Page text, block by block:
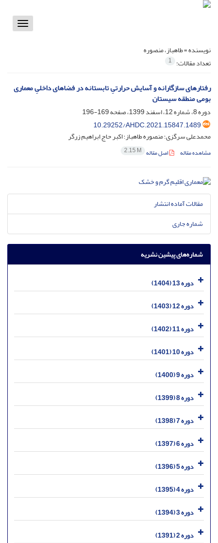
Toggle
نویسنده =طاهباز، منصوره
تعداد مقالات: 1
رفتارهای سازگارانه و آسایش حرارتیِ تابستانه در فضاهای داخلیِ معماری
بومی منطقه سیستان
دوره 8، شماره 12، اسفند 1399، صفحه
169-196
10.29252/AHDC.2021.15847.1489
محمدعلی سرگزی؛ منصوره طاهباز؛ اکبر حاج ابراهیم زرگر
مشاهده مقاله اصل مقاله 2.15 M
مقالات آماده انتشار
شماره جاری
شماره‌های پیشین نشریه
دوره 13 (1404)
دوره 12 (1403)
دوره 11 (1402)
دوره 10 (1401)
دوره 9 (1400)
دوره 8 (1399)
دوره 7 (1398)
دوره 6 (1397)
دوره 5 (1396)
دوره 4 (1395)
دوره 3 (1394)
دوره 2 (1391)